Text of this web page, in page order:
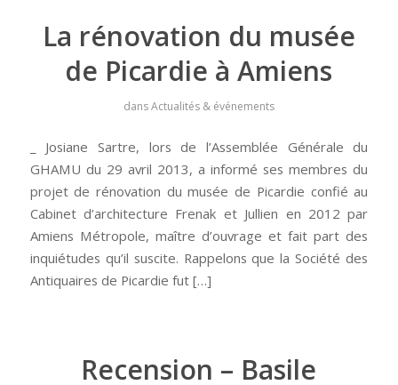
La rénovation du musée
de Picardie à Amiens
dansActualités & événements
_ Josiane Sartre, lors de l’Assemblée Générale du
GHAMU du 29 avril 2013, a informé ses membres du
projet de rénovation du musée de Picardie confié au
Cabinet d’architecture Frenak et Jullien en 2012 par
Amiens Métropole, maître d’ouvrage et fait part des
inquiétudes qu’il suscite. Rappelons que la Société des
Antiquaires de Picardie fut […]
Recension – Basile